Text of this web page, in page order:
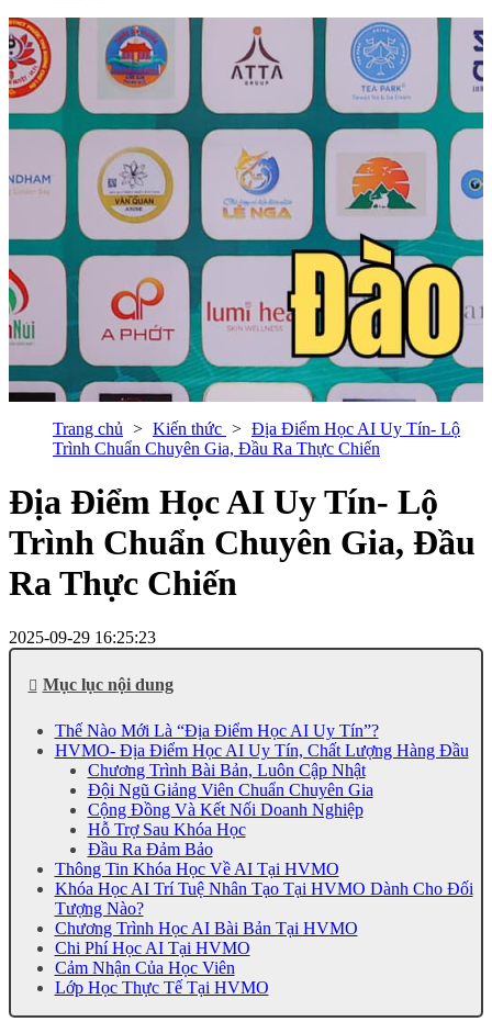
Trang chủ Kiến thức
Địa Điểm Học AI Uy Tín- Lộ
Trình Chuẩn Chuyên Gia, Đầu Ra Thực Chiến
Địa Điểm Học AI Uy Tín- Lộ
Trình Chuẩn Chuyên Gia, Đầu
Ra Thực Chiến
2025-09-29 16:25:23
Mục lục nội dung
Thế Nào Mới Là “Địa Điểm Học AI Uy Tín”?
HVMO- Địa Điểm Học AI Uy Tín, Chất Lượng Hàng Đầu
Chương Trình Bài Bản, Luôn Cập Nhật
Đội Ngũ Giảng Viên Chuẩn Chuyên Gia
Cộng Đồng Và Kết Nối Doanh Nghiệp
Hỗ Trợ Sau Khóa Học
Đầu Ra Đảm Bảo
Thông Tin Khóa Học Về AI Tại HVMO
Khóa Học AI Trí Tuệ Nhân Tạo Tại HVMO Dành Cho Đối
Tượng Nào?
Chương Trình Học AI Bài Bản Tại HVMO
Chi Phí Học AI Tại HVMO
Cảm Nhận Của Học Viên
Lớp Học Thực Tế Tại HVMO